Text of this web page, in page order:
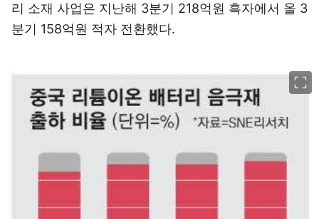
리 소재 사업은 지난해 3분기 218억원 흑자에서 올 3
분기 158억원 적자 전환했다.